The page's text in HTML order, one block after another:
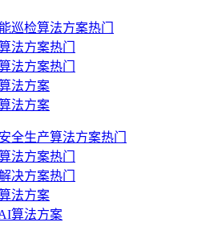
巡检算法方案热门
法方案热门
法方案热门
法方案
法方案
全生产算法方案热门
法方案热门
决方案热门
法方案
算法方案